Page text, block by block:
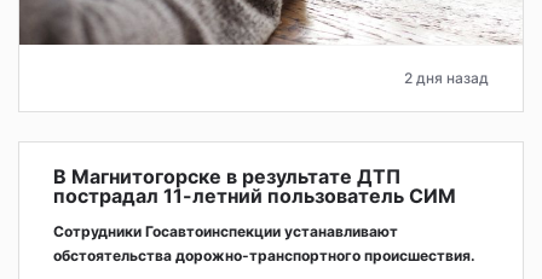
2 дня назад
В Магнитогорске в результате ДТП
пострадал 11-летний пользователь СИМ
Сотрудники Госавтоинспекции устанавливают
обстоятельства дорожно-транспортного происшествия.